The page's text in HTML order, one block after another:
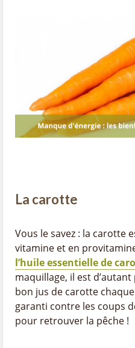
La carotte
Vous le savez : la carotte
vitamine et en
l’huile essentielle de
maquillage, il est
bon jus de carotte
garanti contre les coups
pour retrouver la pêche !